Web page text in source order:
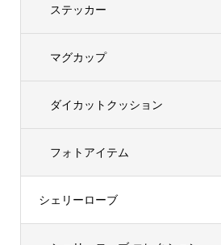
ステッカー
マグカップ
ダイカットクッション
フォトアイテム
シェリーローブ